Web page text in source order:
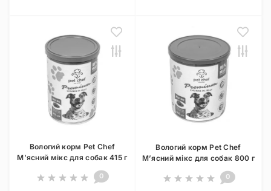
Вологий корм Pet Chef
М’ясний мікс для собак 415 г
0
Вологий корм Pet Chef
М’ясний мікс для собак 800 г
0